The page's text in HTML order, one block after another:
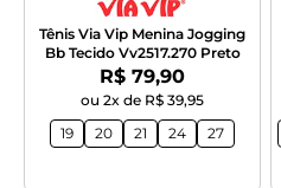
Tênis Via Vip Menina Jogging
Bb Tecido Vv2517.270 Preto
Por:
R$ 79,90
ou 2x de R$ 39,95
19
20 21 24 27